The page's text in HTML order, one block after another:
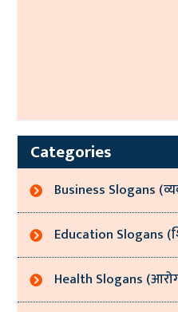
Categories
Business Slogans
Education Slogans
Health Slogans